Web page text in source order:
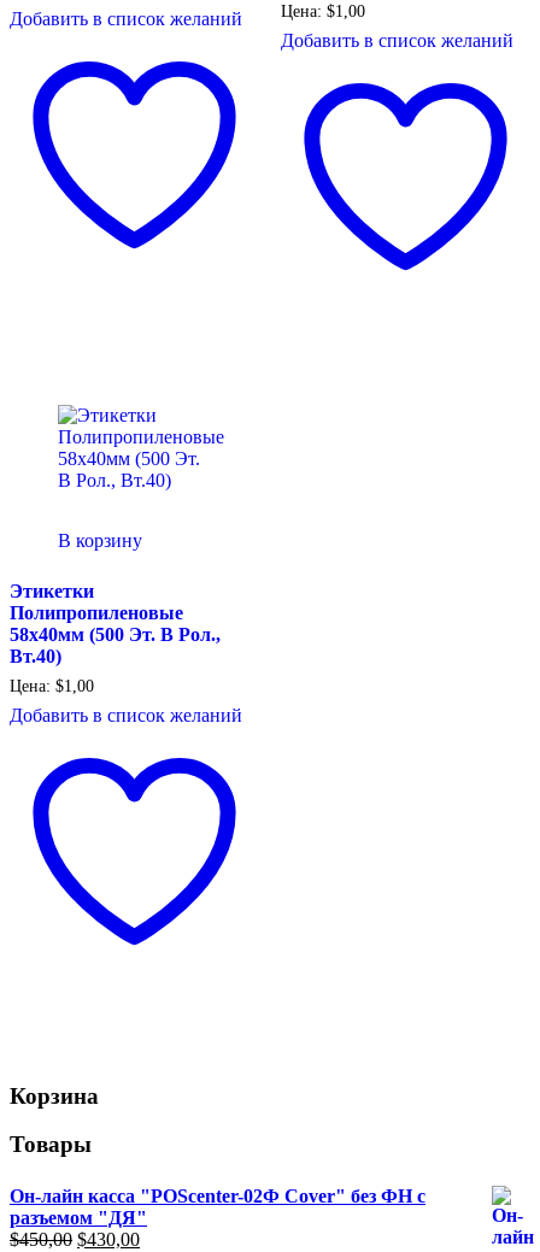
Добавить в список желаний Цена: $1,00
Добавить в список желаний
В корзину
Этикетки
Полипропиленовые
58х40мм (500 Эт. В Рол.,
Вт.40)
Цена: $1,00
Добавить в список желаний
Корзина
Товары
Он-лайн касса "POScenter-02Ф Cover" без ФН с
разъемом "ДЯ"
$450,00 Первоначальная
$430,00Текущая